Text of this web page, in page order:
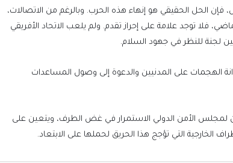
فإن الحل الحقيقي هو إنهاء هذه الحرب. وبالرغم من الاتصالات،
فلا توجد علامة على إحراز تقدم. ولم يلعب الاتحاد الأفريقي
لجنة للنظر في جهود السلام.
الهجمات على المدنيين والدعوة إلى وصول المساعدات
لمجلس الأمن الدولي الاستمرار في غض الطرف، ويتعين على
الخارجية التي تؤجج هذا الحريق لحملها على الابتعاد.